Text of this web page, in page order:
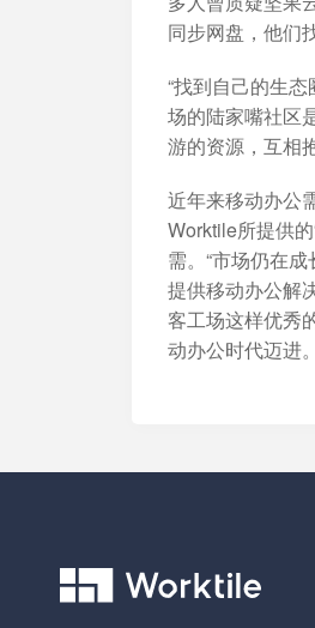
同步网盘，他们
“找到自己的生
场的陆家嘴社区
游的资源，互相
近年来移动办公
Worktile所提供
需。“市场仍在
提供移动办公解
客工场这样优秀
动办公时代迈进。